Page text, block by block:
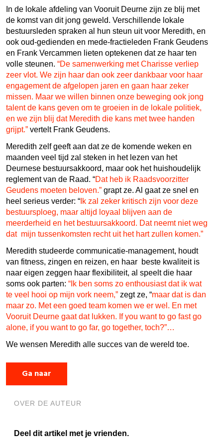
In de lokale afdeling van Vooruit Deurne zijn ze blij met
de komst van dit jong geweld. Verschillende lokale
bestuursleden spraken al hun steun uit voor Meredith, en
ook oud-gedienden en mede-fractieleden Frank Geudens
en Frank Vercammen lieten optekenen dat ze haar ten
volle steunen. “De samenwerking met Charisse verliep
zeer vlot. We zijn haar dan ook zeer dankbaar voor haar
engagement de afgelopen jaren en gaan haar zeker
missen. Maar we willen binnen onze beweging ook jong
talent de kans geven om te groeien in de lokale politiek,
en we zijn blij dat Meredith die kans met twee handen
grijpt.” vertelt Frank Geudens.
Meredith zelf geeft aan dat ze de komende weken en
maanden veel tijd zal steken in het lezen van het
Deurnese bestuursakkoord, maar ook het huishoudelijk
reglement van de Raad. “Dat heb ik Raadsvoorzitter
Geudens moeten beloven.” grapt ze. Al gaat ze snel en
heel serieus verder: “ Ik zal zeker kritisch zijn voor deze
bestuursploeg, maar altijd loyaal blijven aan de
meerderheid en het bestuursakkoord. Dat neemt niet weg
dat mijn tussenkomsten recht uit het hart zullen komen.”
Meredith studeerde communicatie-management, houdt
van fitness, zingen en reizen, en haar beste kwaliteit is
naar eigen zeggen haar flexibiliteit, al speelt die haar
soms ook parten: “Ik ben soms zo enthousiast dat ik wat
te veel hooi op mijn vork neem,” zegt ze, “maar dat is dan
maar zo. Met een goed team komen we er wel. En met
Vooruit Deurne gaat dat lukken. If you want to go fast go
alone, if you want to go far, go together, toch?”…
We wensen Meredith alle succes van de wereld toe.
Ga naar
OVER DE AUTEUR
Deel dit artikel met je vrienden.